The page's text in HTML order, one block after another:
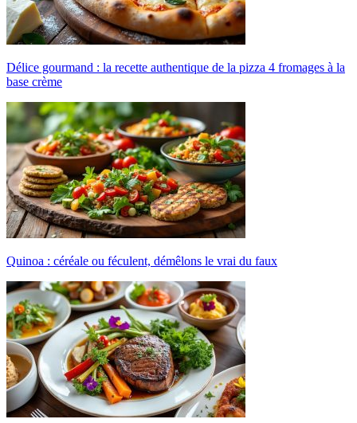
Délice gourmand : la recette authentique de la pizza 4 fromages à la
base crème
Quinoa : céréale ou féculent, démêlons le vrai du faux